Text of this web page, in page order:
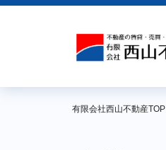
有限会社西山不動産TOP